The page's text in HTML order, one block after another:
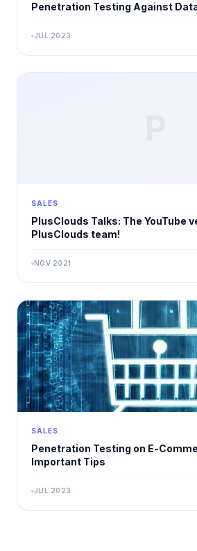
Penetration Testing Against
JUL 2023
SALES
PlusClouds Talks: The YouTube
PlusClouds team!
NOV 2021
SALES
Penetration Testing on E-
Important Tips
JUL 2023